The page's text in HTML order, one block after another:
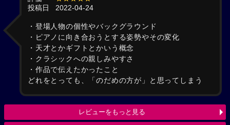
投稿日
2022-04-24
・登場人物の個性やバックグラウンド
・ピアノに向き合おうとする姿勢やその変化
・天才とかギフトとかいう概念
・クラシックへの親しみやすさ
・作品で伝えたかったこと
どれをとっても、「のだめの方が」と思ってしまう
レビューをもっと見る